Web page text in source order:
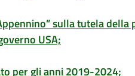
sulla tutela
USA;
per gli anni 2019-2024;